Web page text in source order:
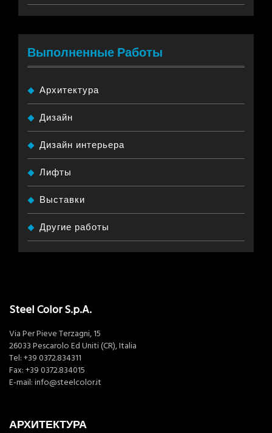
Выполненные Работы
Архитектура
Дизайн
Дизайн интерьера
Лифты
Выставки
Другие работы
Steel Color S.p.A.
Via Per Pieve Terzagni, 15
26033 Pescarolo Ed Uniti (CR), Italia
Tel: +39 0372.834311
Fax: +39 0372.834015
E-mail: info@steelcolor.it
АРХИТЕКТУРА